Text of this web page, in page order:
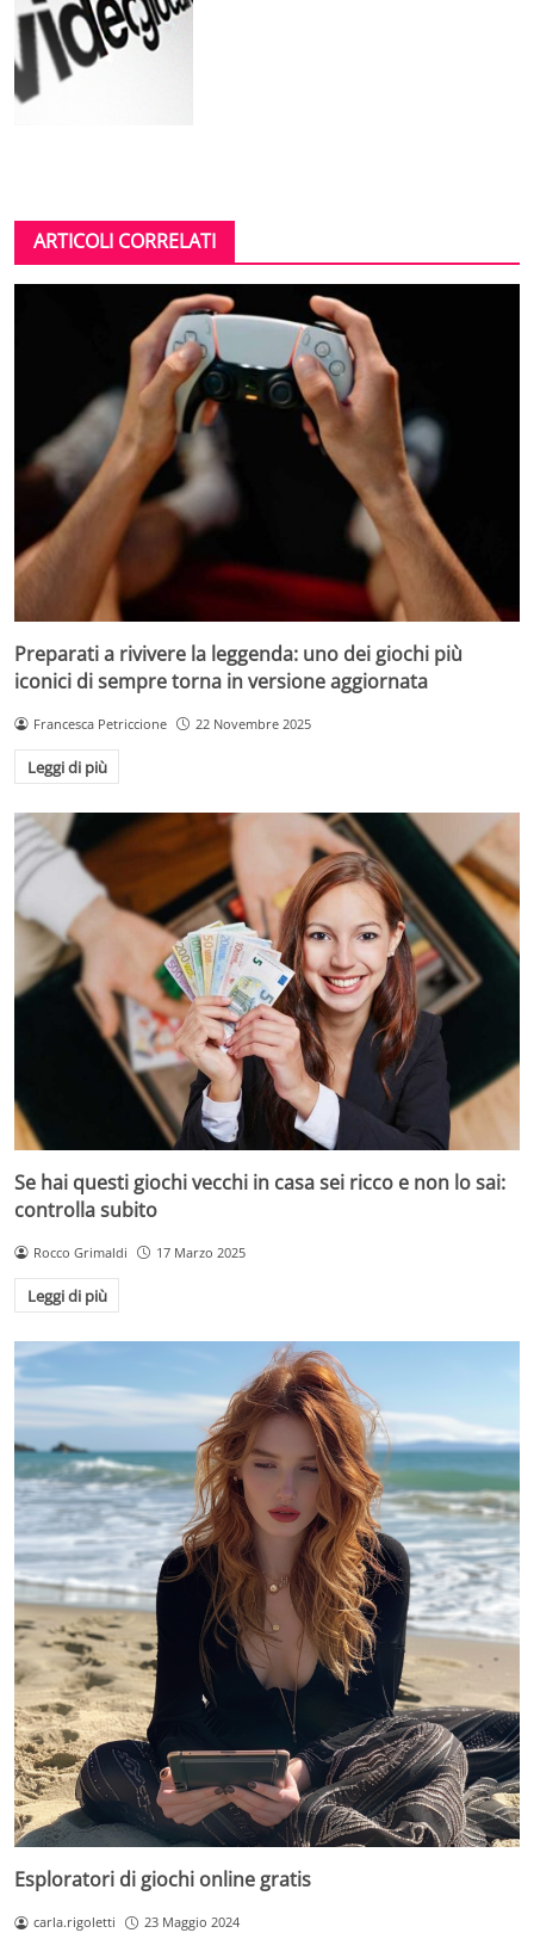
ARTICOLI CORRELATI
Preparati a rivivere la leggenda: uno dei giochi più
iconici di sempre torna in versione aggiornata
Francesca Petriccione 22 Novembre 2025
Leggi di più
Se hai questi giochi vecchi in casa sei ricco e non lo sai:
controlla subito
Rocco Grimaldi 17 Marzo 2025
Leggi di più
Esploratori di giochi online gratis
carla.rigoletti 23 Maggio 2024